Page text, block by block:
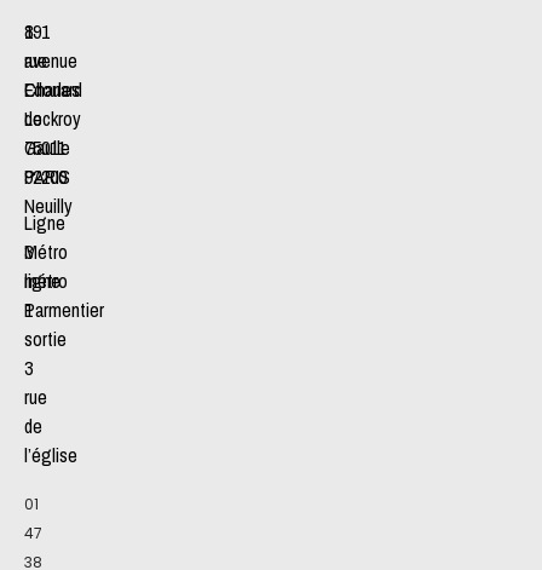
191
avenue
Charles
de
Gaulle
92200
Neuilly
Métro
ligne
1
sortie
3
rue
de
l’église
01
47
38
8
rue
Edouard
Lockroy
75011
PARIS
Ligne
3
métro
Parmentier